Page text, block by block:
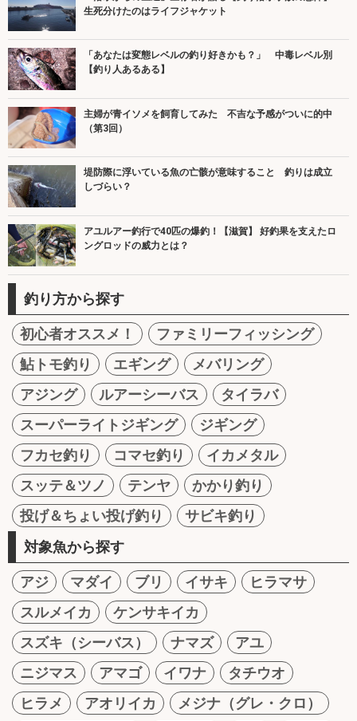
生死分けたのはライフジャケット
「あなたは変態レベルの釣り好きかも？」 中毒レベル別
【釣り人あるある】
主婦が青イソメを飼育してみた 不吉な予感がついに的中
（第3回）
堤防際に浮いている魚の亡骸が意味すること 釣りは成立
しづらい？
アユルアー釣行で40匹の爆釣！【滋賀】 好釣果を支えたロ
ングロッドの威力とは？
釣り方から探す
初心者オススメ！
ファミリーフィッシング
鮎トモ釣り
エギング
メバリング
アジング
ルアーシーバス
タイラバ
スーパーライトジギング
ジギング
フカセ釣り
コマセ釣り
イカメタル
スッテ＆ツノ
テンヤ
かかり釣り
投げ＆ちょい投げ釣り
サビキ釣り
対象魚から探す
アジ マダイ ブリ イサキ
ヒラマサ
スルメイカ
ケンサキイカ
スズキ（シーバス）
ナマズ
アユ
ニジマス
アマゴ イワナ
タチウオ
ヒラメ
アオリイカ
メジナ（グレ・クロ）